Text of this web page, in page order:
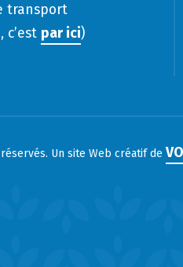
transport
c’est par ici)
Un site Web créatif de